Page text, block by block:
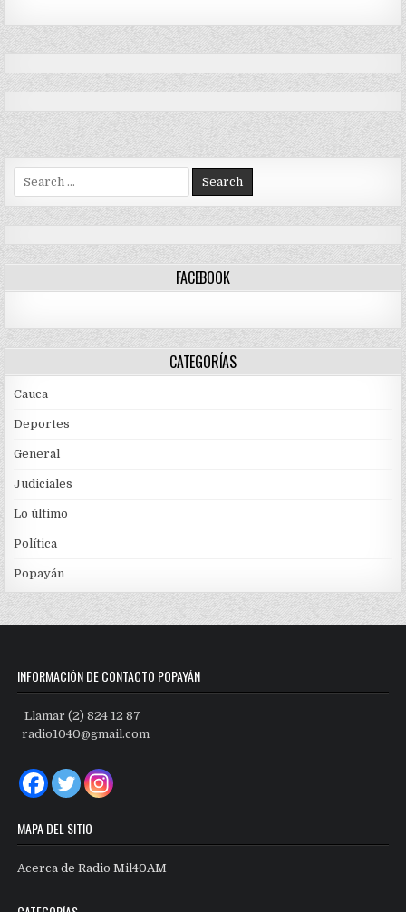
Search
for:
FACEBOOK
CATEGORÍAS
Cauca
Deportes
General
Judiciales
Lo último
Política
Popayán
INFORMACIÓN DE CONTACTO POPAYÁN
Llamar (2) 824 12 87
radio1040@gmail.com
MAPA DEL SITIO
Acerca de Radio Mil40AM